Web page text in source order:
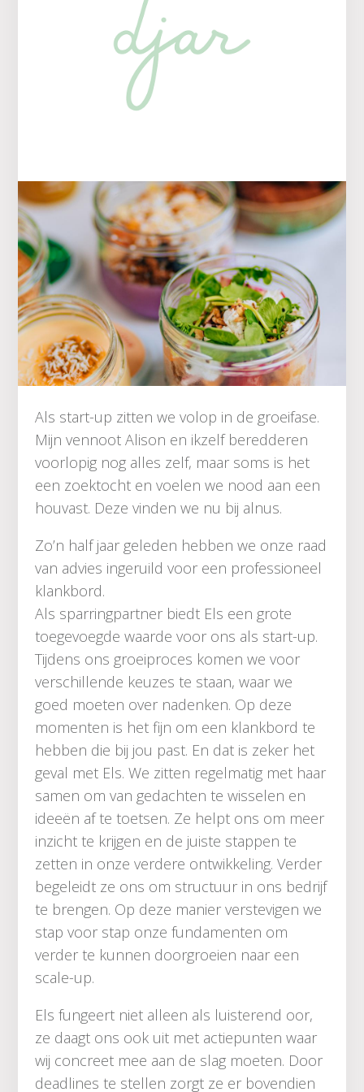
Als start-up zitten we volop in de groeifase.
Mijn vennoot Alison en ikzelf beredderen
voorlopig nog alles zelf, maar soms is het
een zoektocht en voelen we nood aan een
houvast. Deze vinden we nu bij alnus.
Zo’n half jaar geleden hebben we onze raad
van advies ingeruild voor een professioneel
klankbord.
Als sparringpartner biedt Els een grote
toegevoegde waarde voor ons als start-up.
Tijdens ons groeiproces komen we voor
verschillende keuzes te staan, waar we
goed moeten over nadenken. Op deze
momenten is het fijn om een klankbord te
hebben die bij jou past. En dat is zeker het
geval met Els. We zitten regelmatig met haar
samen om van gedachten te wisselen en
ideeën af te toetsen. Ze helpt ons om meer
inzicht te krijgen en de juiste stappen te
zetten in onze verdere ontwikkeling. Verder
begeleidt ze ons om structuur in ons bedrijf
te brengen. Op deze manier verstevigen we
stap voor stap onze fundamenten om
verder te kunnen doorgroeien naar een
scale-up.
Els fungeert niet alleen als luisterend oor,
ze daagt ons ook uit met actiepunten waar
wij concreet mee aan de slag moeten. Door
deadlines te stellen zorgt ze er bovendien